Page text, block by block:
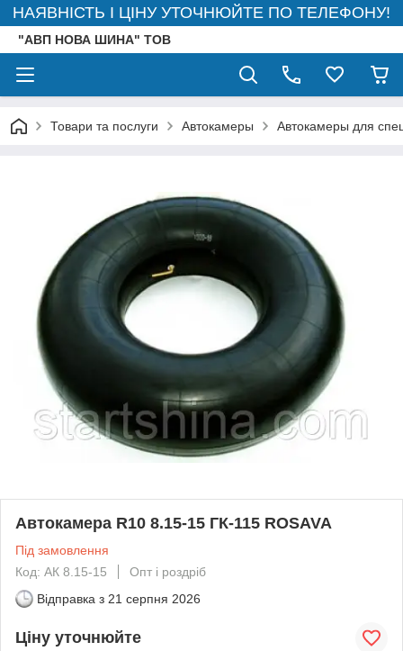
НАЯВНІСТЬ І ЦІНУ УТОЧНЮЙТЕ ПО ТЕЛЕФОНУ!
"АВП НОВА ШИНА" ТОВ
Товари та послуги Автокамеры Автокамеры для
Автокамера R10 8.15-15 ГК-115 ROSAVA
Під замовлення
Код: АК 8.15-15
Опт і роздріб
Відправка з 21 серпня 2026
Ціну уточнюйте